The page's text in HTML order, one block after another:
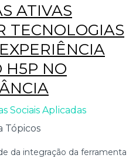
ATIVAS
TECNOLOGIAS
H5P NO
Sociais Aplicadas
Tópicos
da integração da ferramenta